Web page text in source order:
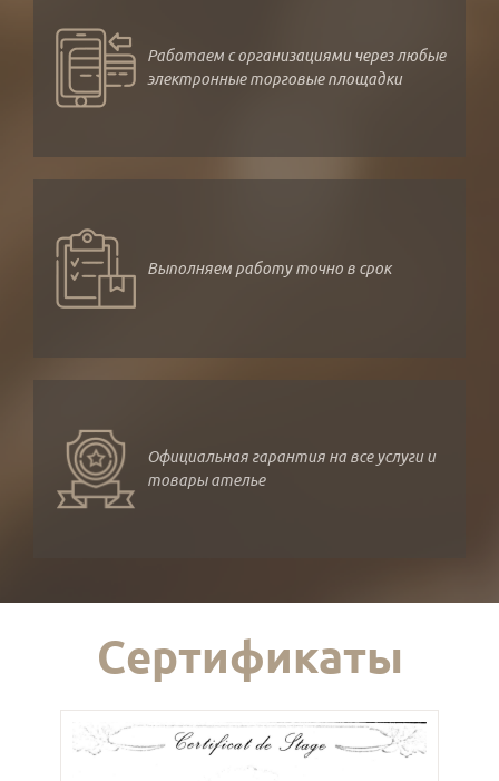
Работаем с организациями через любые
электронные торговые площадки
Выполняем работу точно в срок
Официальная гарантия на все услуги и
товары ателье
Сертификаты